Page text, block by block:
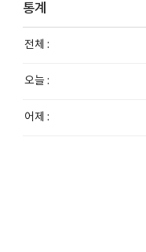
통계
전체 :
오늘 :
어제 :